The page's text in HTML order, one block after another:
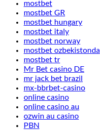
mostbet
mostbet GR
mostbet hungary
mostbet italy
mostbet norway
mostbet ozbekistonda
mostbet tr
Mr Bet casino DE
mr jack bet brazil
mx-bbrbet-casino
online casino
online casino au
ozwin au casino
PBN